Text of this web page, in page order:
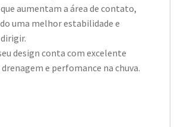
aumentam a área de contato,
uma melhor estabilidade e
design conta com excelente
drenagem e perfomance na chuva.